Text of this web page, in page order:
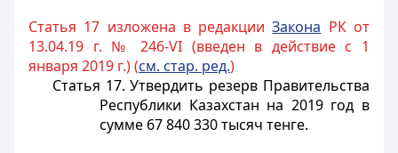
Статья 17 изложена в редакцииЗакона РК от
13.04.19 г. № 246-VI (введен в действие с 1
января 2019 г.) (см. стар. ред.)
Статья 17.Утвердить резерв Правительства
Республики Казахстан на 2019 год в
сумме 67 840 330 тысяч тенге.